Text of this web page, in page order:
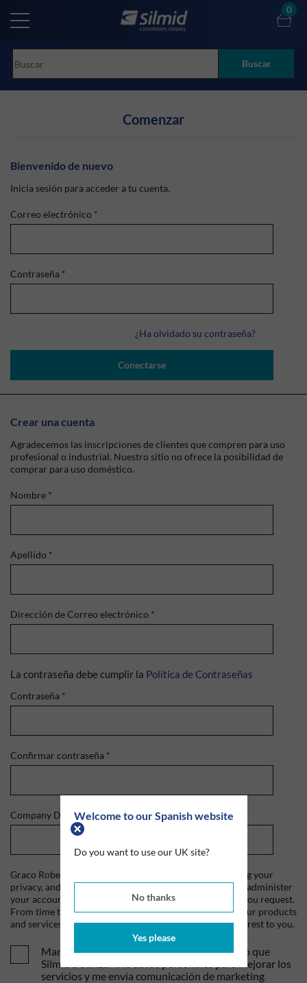
Welcome to our Spanish website
Do you want to use our UK site?
No thanks
Yes please
main
Buscar
0
Comenzar
Bienvenido de nuevo
Inicia sesión para acceder a tu cuenta.
Correo electrónico *
Contraseña *
¿Ha olvidado su contraseña?
Conectarse
Crear una cuenta
Agradecemos las inscripciones de clientes que compren para uso
profesional o industrial. Nuestro sitio no ofrece la posibilidad de
comprar para uso doméstico.
Nombre *
Apellido *
Dirección de Correo electrónico *
La contraseña debe cumplir la Política de Contraseñas
Contraseña *
Confirmar contraseña *
Company Domain*
Graco Roberts is committed to protecting and respecting your
privacy, and we'll only use your personal information to administer
your account and to provide the products and services you request.
From time to time, we would like to contact you about our products
and services, as well as other content that may be of interest to you.
Mandame tus ofertas y novedades. Entiendo que
Silmid a utilizar mis datos personales para mejorar los
servicios y me envía comunicación de marketing